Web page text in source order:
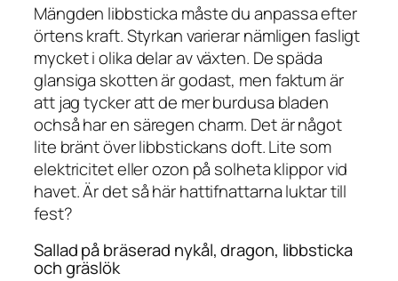
Mängden libbsticka måste du anpassa efter
örtens kraft. Styrkan varierar nämligen fasligt
mycket i olika delar av växten. De späda
glansiga skotten är godast, men faktum är
att jag tycker att de mer burdusa bladen
ochså har en säregen charm. Det är något
lite bränt över libbstickans doft. Lite som
elektricitet eller ozon på solheta klippor vid
havet. Är det så här hattifnattarna luktar till
fest?
Sallad på bräserad nykål, dragon, libbsticka
och gräslök